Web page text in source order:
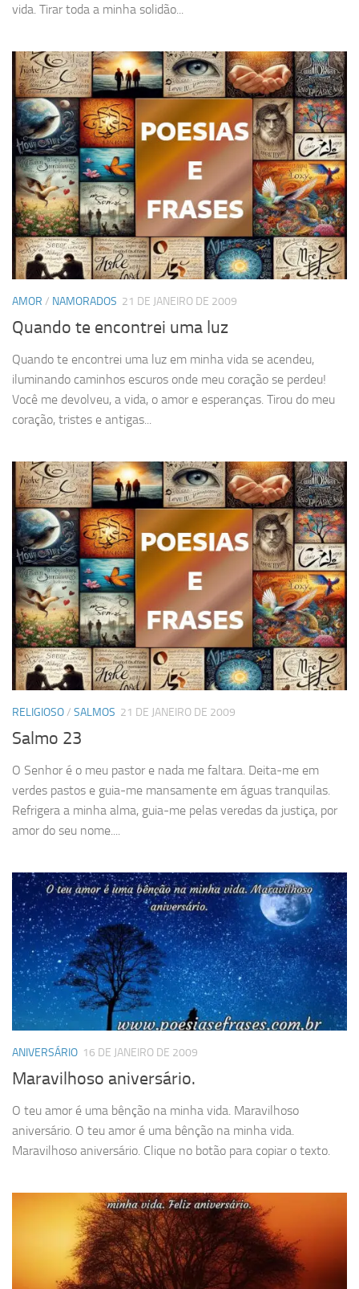
vida. Tirar toda a minha solidão...
AMOR / NAMORADOS 21 DE JANEIRO DE 2009
Quando te encontrei uma luz
Quando te encontrei uma luz em minha vida se acendeu,
iluminando caminhos escuros onde meu coração se perdeu!
Você me devolveu, a vida, o amor e esperanças. Tirou do meu
coração, tristes e antigas...
RELIGIOSO/ SALMOS 21 DE JANEIRO DE 2009
Salmo 23
O Senhor é o meu pastor e nada me faltara. Deita-me em
verdes pastos e guia-me mansamente em águas tranquilas.
Refrigera a minha alma, guia-me pelas veredas da justiça, por
amor do seu nome....
ANIVERSÁRIO 16 DE JANEIRO DE 2009
Maravilhoso aniversário.
O teu amor é uma bênção na minha vida. Maravilhoso
aniversário. O teu amor é uma bênção na minha vida.
Maravilhoso aniversário. Clique no botão para copiar o texto.